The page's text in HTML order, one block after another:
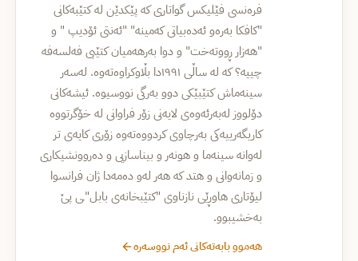
فره‌نسی فێلیكس گواتاری كه‌ پێكدێن له‌ كتێبه‌كانی
"كافكا به‌ره‌و ئه‌ده‌بیاتی كه‌مینه‌" "ئه‌نتی ئۆدیپ " و
"هه‌زار ڕووته‌خت" و دوا به‌رهه‌میان كتێبی فه‌لسه‌فه‌
چییه‌؟ كه‌ له‌ ساڵی ۱۹۹۱دا بڵاوكراوه‌ته‌وه‌. له‌سه‌ر
سینه‌ماش كتێبێكی دوو به‌رگی نووسیوە. ئیشه‌كانی
دۆلووز له‌به‌رئه‌وه‌ی لایه‌نی زۆر فراوانی له‌ خۆگرتووه‌
كاریگه‌رییه‌كی به‌رچاوی كردووه‌ته‌وه‌ زۆری كایه‌ی تر
له‌وانه‌ سینه‌ما و هونه‌ر و بیناسازیی و ده‌روونشیكاری
و زمانه‌وانی و هتد كه‌ هه‌ر له‌و ده‌مه‌دا ژان فرانسوا
لیۆتاری هاوڕێی نازناوی "كتێبخانه‌ی بابل"ـی پێ
‌به‌خشیبوو‌.
هەموو بابەتەکانی ئەم نووسەرە